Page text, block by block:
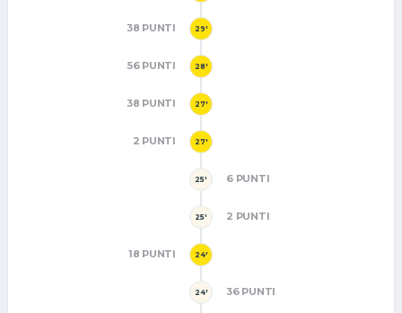
29'
38 PUNTI
28'
56 PUNTI
27'
38 PUNTI
27'
2 PUNTI
25' 6 PUNTI
25' 2 PUNTI
24'
18 PUNTI
24' 36 PUNTI